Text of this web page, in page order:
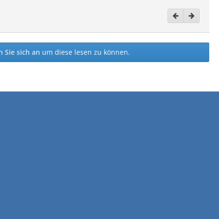
Sie sich an um diese lesen zu können.